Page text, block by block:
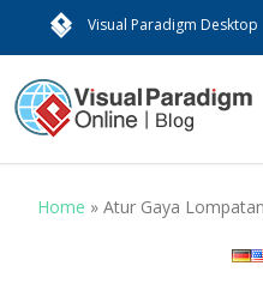
Visual Paradigm Desktop
Home »Atur Gaya